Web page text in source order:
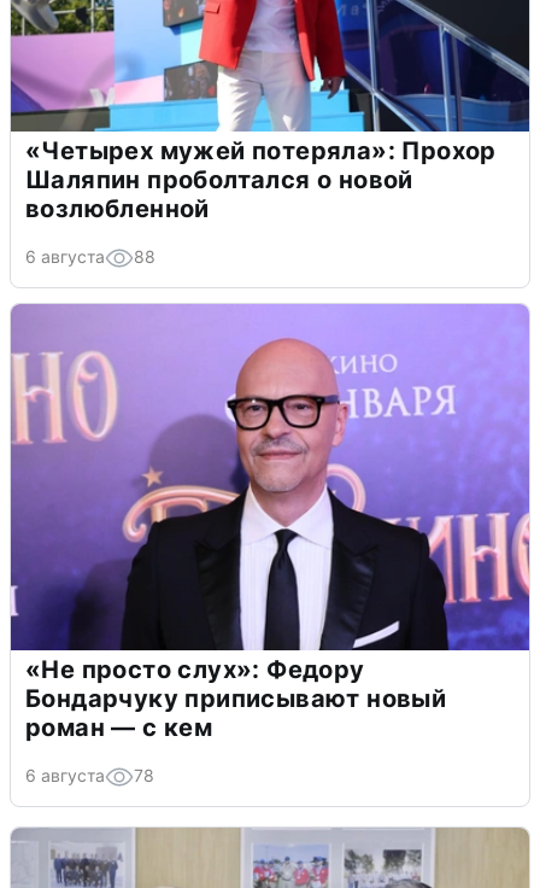
«Четырех мужей потеряла»: Прохор
Шаляпин проболтался о новой
возлюбленной
6 августа 88
«Не просто слух»: Федору
Бондарчуку приписывают новый
роман — с кем
6 августа 78